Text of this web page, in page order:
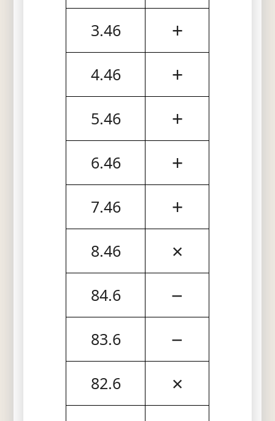
3.46 +
4.46 +
5.46 +
6.46 +
7.46 +
8.46 ×
84.6 −
83.6 −
82.6 ×